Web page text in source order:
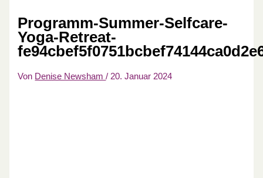
Programm-Summer-Selfcare-
Yoga-Retreat-
Von Denise Newsham/20. Januar 2024